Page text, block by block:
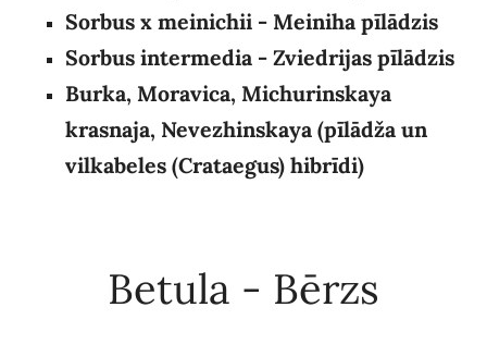
Sorbus x meinichii - Meiniha pīlādzis
Sorbus intermedia - Zviedrijas pīlādzis
Burka, Moravica, Michurinskaya
krasnaja, Nevezhinskaya (pīlādža un
vilkabeles (Crataegus) hibrīdi)
Betula - Bērzs